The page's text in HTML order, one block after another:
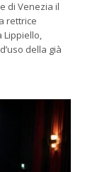
di Venezia il
rettrice
Lippiello,
della già